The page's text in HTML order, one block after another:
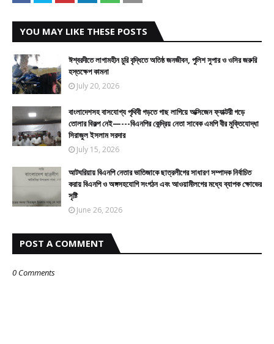
YOU MAY LIKE THESE POSTS
ঈশ্বরদীতে লাগামহীন চুরি বৃদ্ধিতে অতিষ্ঠ জনজীবন, পুলিশ সুপার ও ওসির জরুরি
হস্তক্ষেপ কামনা
July 20, 2026
বাংলাদেশসহ বাসযোগ্য পৃথিবী গড়তে গাছ লাগিয়ে অক্সিজেন ফ্যাক্টরী গড়ে
তোলার বিকল্প নেই—---বিএনপির কেন্দ্রিয় নেতা সাবেক এমপি বীর মুক্তিযোদ্ধা
সিরাজুল ইসলাম সরদার
July 15, 2026
আটঘরিয়ায় বিএনপি নেতার ভাতিজাকে ছাত্রলীগের সাধারণ সম্পাদক নির্বাচিত
করায় বিএনপি ও অঙ্গসহযোগি সংগঠন এবং আওয়ামীলগের মধ্যে ব্যাপক ক্ষোভের
সৃষ্টি
June 26, 2026
POST A COMMENT
0 Comments